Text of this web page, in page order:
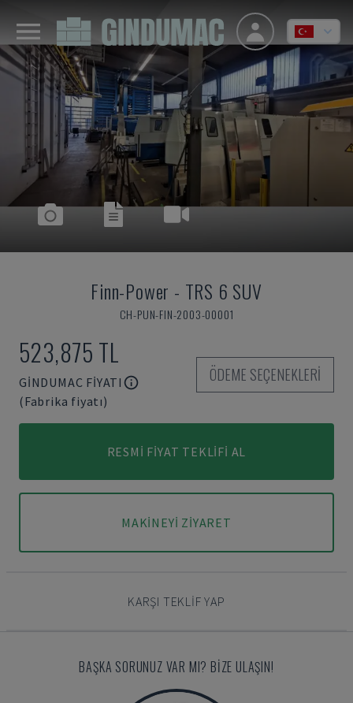
Finn-Power - TRS 6 SUV
CH-PUN-FIN-2003-00001
523,875 TL
GINDUMAC FIYATI
(Fabrika fiyatı)
ÖDEME SEÇENEKLERI
RESMI FIYAT TEKLIFI AL
MAKINEYI ZIYARET
KARŞI TEKLIF YAP
BAŞKA SORUNUZ VAR MI? BIZE ULAŞIN!